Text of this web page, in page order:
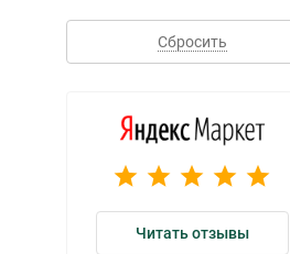
Сбросить
Читать отзывы